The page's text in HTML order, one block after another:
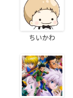
ちいかわ